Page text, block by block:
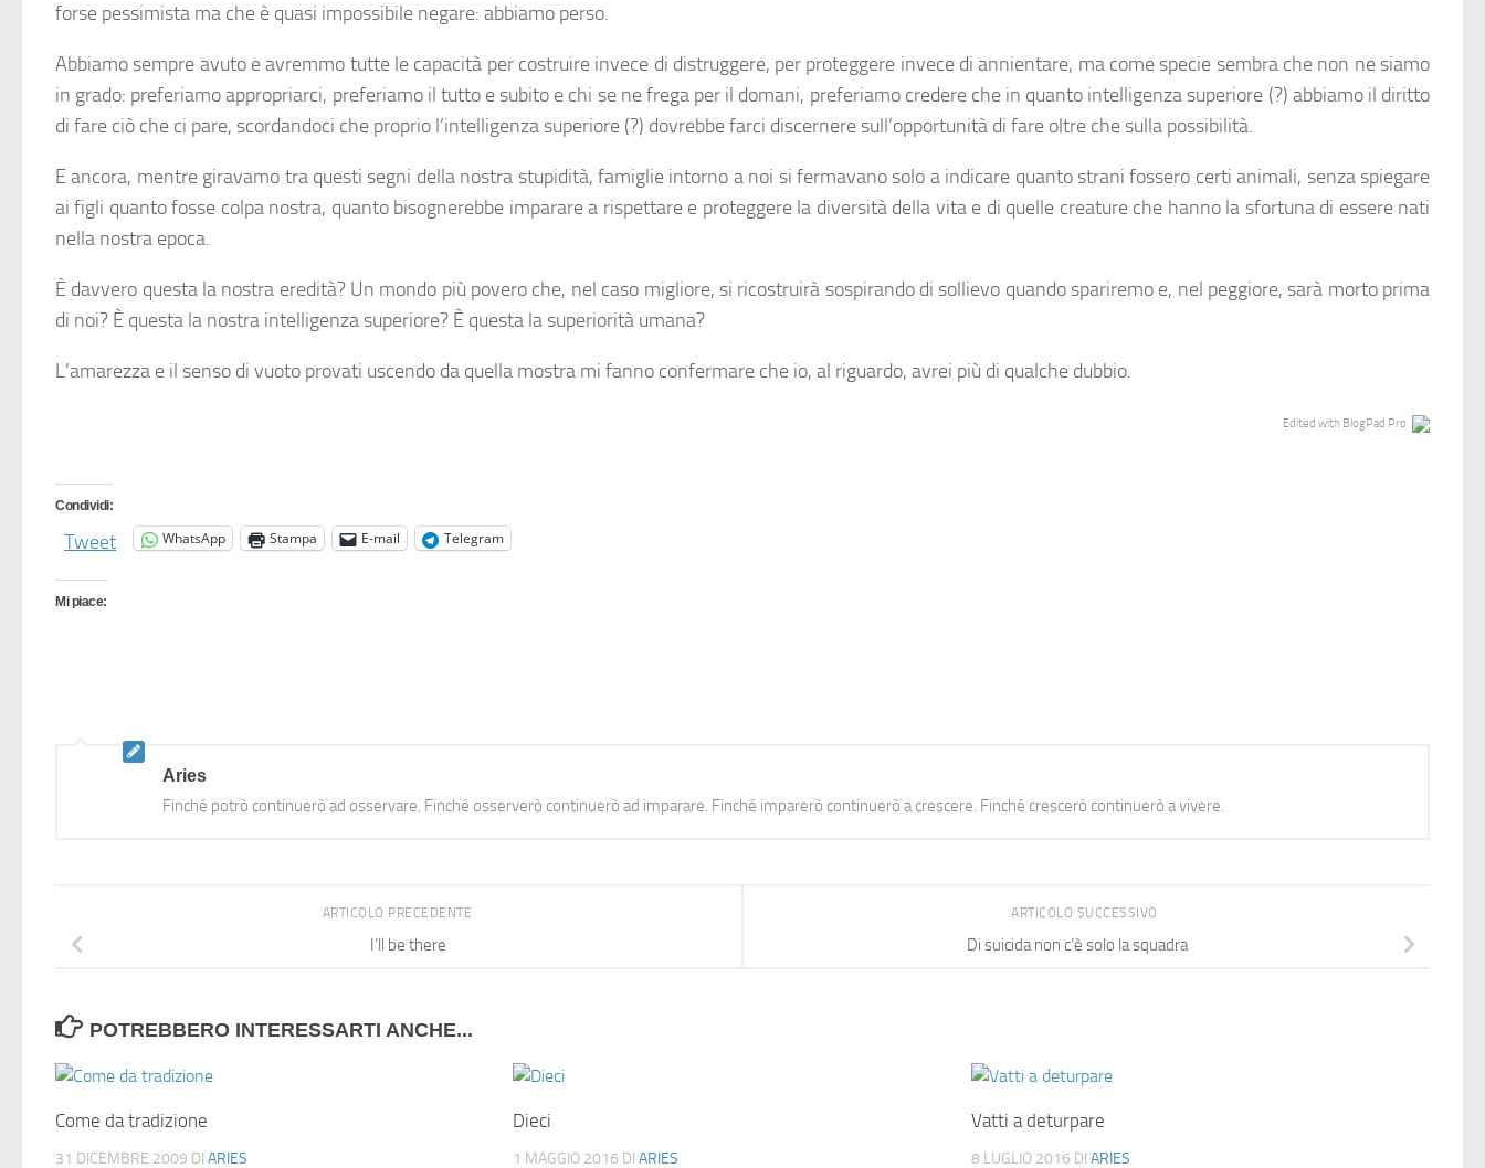
forse pessimista ma che è quasi impossibile negare: abbiamo perso.
Abbiamo sempre avuto e avremmo tutte le capacità per costruire invece di distruggere, per proteggere invece di annientare, ma come specie sembra che non ne siamo
in grado: preferiamo appropriarci, preferiamo il tutto e subito e chi se ne frega per il domani, preferiamo credere che in quanto intelligenza superiore (?) abbiamo il diritto
di fare ciò che ci pare, scordandoci che proprio l’intelligenza superiore (?) dovrebbe farci discernere sull’opportunità di fare oltre che sulla possibilità.
E ancora, mentre giravamo tra questi segni della nostra stupidità, famiglie intorno a noi si fermavano solo a indicare quanto strani fossero certi animali, senza spiegare
ai figli quanto fosse colpa nostra, quanto bisognerebbe imparare a rispettare e proteggere la diversità della vita e di quelle creature che hanno la sfortuna di essere nati
nella nostra epoca.
È davvero questa la nostra eredità? Un mondo più povero che, nel caso migliore, si ricostruirà sospirando di sollievo quando spariremo e, nel peggiore, sarà morto prima
di noi? È questa la nostra intelligenza superiore? È questa la superiorità umana?
L’amarezza e il senso di vuoto provati uscendo da quella mostra mi fanno confermare che io, al riguardo, avrei più di qualche dubbio.
Edited with BlogPad Pro
Condividi:
Tweet WhatsApp Stampa E-mail Telegram
Mi piace:
Aries
Finché potrò continuerò ad osservare. Finché osserverò continuerò ad imparare. Finché imparerò continuerò a crescere. Finché crescerò continuerò a vivere.
ARTICOLO SUCCESSIVO
Di suicida non c’è solo la squadra
ARTICOLO PRECEDENTE
I’ll be there
POTREBBERO INTERESSARTI ANCHE...
Come da tradizione
31 DICEMBRE 2009 DI ARIES
Dieci
1 MAGGIO 2016 DIARIES
Vatti a deturpare
8 LUGLIO 2016 DI ARIES